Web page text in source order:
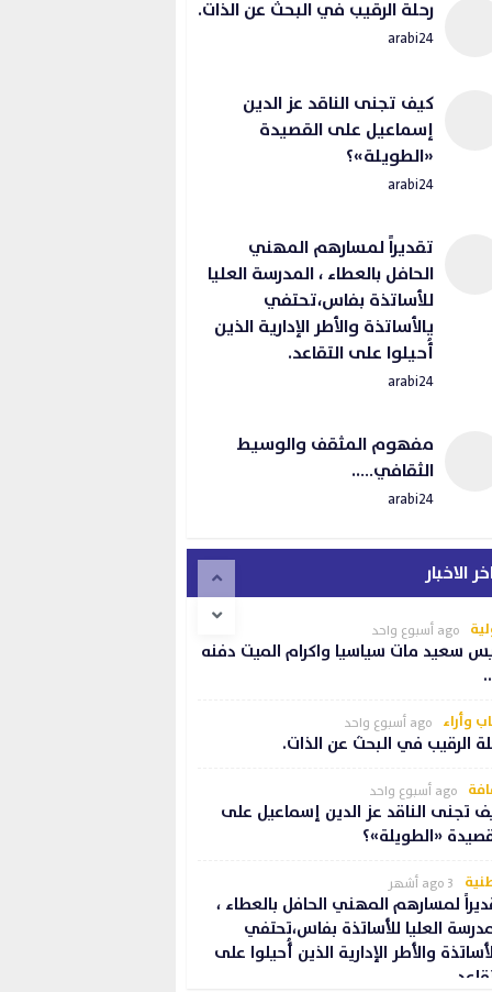
رحلة الرقيب في البحث عن الذات.
arabi24
كيف تجنى الناقد عز الدين
إسماعيل على القصيدة
«الطويلة»؟
arabi24
تقديراً لمسارهم المهني
الحافل بالعطاء ، المدرسة العليا
للأساتذة بفاس،تحتفي
يالأساتذة والأطر الإدارية الذين
أُحيلوا على التقاعد.
arabi24
مفهوم المثقف والوسيط
الثقافي…..
arabi24
الاخبار
ago أسبوع واحد
سعيد مات سياسيا واكرام الميت دفنه
وأراء ago أسبوع واحد
الرقيب في البحث عن الذات.
ago أسبوع واحد
تجنى الناقد عز الدين إسماعيل على
«الطويلة»؟
ago 3 أشهر
لمسارهم المهني الحافل بالعطاء ،
العليا للأساتذة بفاس،تحتفي
والأطر الإدارية الذين أُحيلوا على